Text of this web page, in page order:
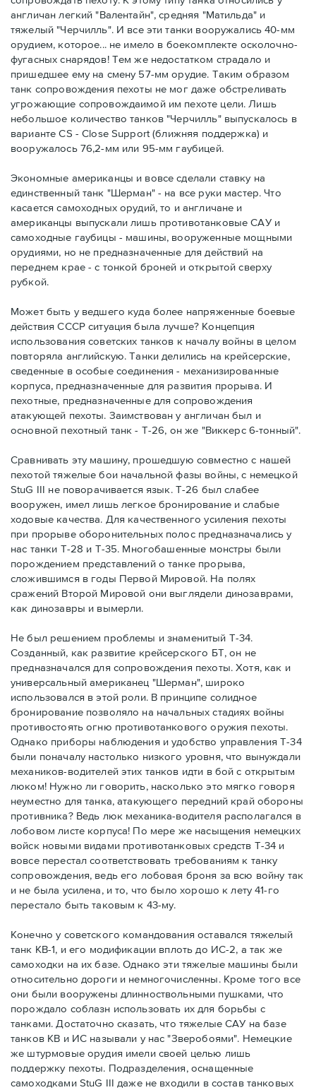
англичан легкий "Валентайн", средняя "Матильда" и
тяжелый "Черчилль". И все эти танки вооружались 40-мм
орудием, которое... не имело в боекомплекте осколочно-
фугасных снарядов! Тем же недостатком страдало и
пришедшее ему на смену 57-мм орудие. Таким образом
танк сопровождения пехоты не мог даже обстреливать
угрожающие сопровождаимой им пехоте цели. Лишь
небольшое количество танков "Черчилль" выпускалось в
варианте CS - Close Support (ближняя поддержка) и
вооружалось 76,2-мм или 95-мм гаубицей.
Экономные американцы и вовсе сделали ставку на
единственный танк "Шерман" - на все руки мастер. Что
касается самоходных орудий, то и англичане и
американцы выпускали лишь противотанковые САУ и
самоходные гаубицы - машины, вооруженные мощными
орудиями, но не предназначенные для действий на
переднем крае - с тонкой броней и открытой сверху
рубкой.
Может быть у ведшего куда более напряженные боевые
действия СССР ситуация была лучше? Концепция
использования советских танков к началу войны в целом
повторяла английскую. Танки делились на крейсерские,
сведенные в особые соединения - механизированные
корпуса, предназначенные для развития прорыва. И
пехотные, предназначенные для сопровождения
атакующей пехоты. Заимствован у англичан был и
основной пехотный танк - Т-26, он же "Виккерс 6-тонный".
Сравнивать эту машину, прошедшую совместно с нашей
пехотой тяжелые бои начальной фазы войны, с немецкой
StuG III не поворачивается язык. Т-26 был слабее
вооружен, имел лишь легкое бронирование и слабые
ходовые качества. Для качественного усиления пехоты
при прорыве оборонительных полос предназначались у
нас танки Т-28 и Т-35. Многобашенные монстры были
порождением представлений о танке прорыва,
сложившимся в годы Первой Мировой. На полях
сражений Второй Мировой они выглядели динозаврами,
как динозавры и вымерли.
Не был решением проблемы и знаменитый Т-34.
Созданный, как развитие крейсерского БТ, он не
предназначался для сопровождения пехоты. Хотя, как и
универсальный американец "Шерман", широко
использовался в этой роли. В принципе солидное
бронирование позволяло на начальных стадиях войны
противостоять огню противотанкового оружия пехоты.
Однако приборы наблюдения и удобство управления Т-34
были поначалу настолько низкого уровня, что вынуждали
механиков-водителей этих танков идти в бой с открытым
люком! Нужно ли говорить, насколько это мягко говоря
неуместно для танка, атакующего передний край обороны
противника? Ведь люк механика-водителя располагался в
лобовом листе корпуса! По мере же насыщения немецких
войск новыми видами противотанковых средств Т-34 и
вовсе перестал соответствовать требованиям к танку
сопровождения, ведь его лобовая броня за всю войну так
и не была усилена, и то, что было хорошо к лету 41-го
перестало быть таковым к 43-му.
Конечно у советского командования оставался тяжелый
танк КВ-1, и его модификации вплоть до ИС-2, а так же
самоходки на их базе. Однако эти тяжелые машины были
относительно дороги и немногочисленны. Кроме того все
они были вооружены длинноствольными пушками, что
порождало соблазн использовать их для борьбы с
танками. Достаточно сказать, что тяжелые САУ на базе
танков КВ и ИС называли у нас "Зверобоями". Немецкие
же штурмовые орудия имели своей целью лишь
поддержку пехоты. Подразделения, оснащенные
самоходками StuG III даже не входили в состав танковых